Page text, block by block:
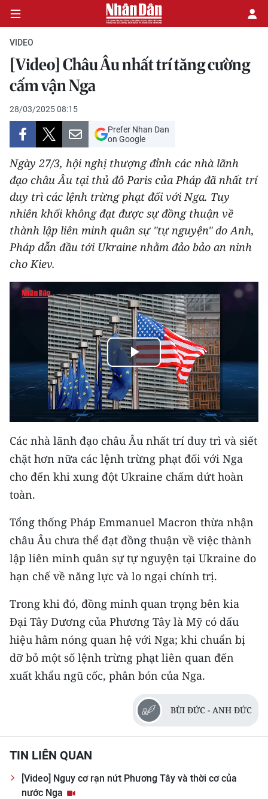
CHÍNH TRỊ
KINH TẾ
VĂN HÓA
XÃ HỘI
PHÁP LUẬT
DU LỊCH
THẾ GIỚI
THỂ THAO
GIÁO DỤC
KHOA HỌC - CÔNG NGHỆ
MÔI TRƯỜNG
KIỂM CHỨNG THÔNG TIN
TRI THỨC CHUYÊN SÂU
54 DÂN TỘC VIỆT NAM
CHƯƠNG TRÌNH OCOP - MỖI XÃ
MỘT SẢN PHẨM
MEDIA CENTER
E-Magazine
Video
Media Văn hóa
Media Xã hội
VIDEO
[Video] Châu Âu nhất trí tăng cường
cấm vận Nga
28/03/2025 08:15
Prefer Nhan Dan
on Google
Ngày 27/3, hội nghị thượng đỉnh các nhà lãnh
đạo châu Âu tại thủ đô Paris của Pháp đã nhất trí
duy trì các lệnh trừng phạt đối với Nga. Tuy
nhiên khối không đạt được sự đồng thuận về
thành lập liên minh quân sự "tự nguyện" do Anh,
Pháp dẫn đầu tới Ukraine nhằm đảo bảo an ninh
cho Kiev.
Play
Video
Các nhà lãnh đạo châu Âu nhất trí duy trì và siết
chặt hơn nữa các lệnh trừng phạt đối với Nga
cho đến khi xung đột Ukraine chấm dứt hoàn
toàn.
Tổng thống Pháp Emmanuel Macron thừa nhận
châu Âu chưa thể đạt đồng thuận về việc thành
lập liên minh quân sự tự nguyện tại Ukraine do
hạn chế về năng lực và lo ngại chính trị.
Trong khi đó, đồng minh quan trọng bên kia
Đại Tây Dương của Phương Tây là Mỹ có dấu
hiệu hâm nóng quan hệ với Nga; khi chuẩn bị
dỡ bỏ một số lệnh trừng phạt liên quan đến
xuất khẩu ngũ cốc, phân bón của Nga.
BÙI ĐỨC - ANH ĐỨC
TIN LIÊN QUAN
[Video] Nguy cơ rạn nứt Phương Tây và thời cơ của
nước Nga